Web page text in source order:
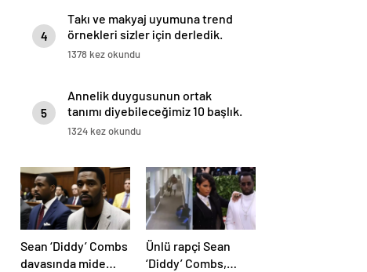
4
Takı ve makyaj uyumuna trend
örnekleri sizler için derledik.
1378 kez okundu
5
Annelik duygusunun ortak
tanımı diyebileceğimiz 10 başlık.
1324 kez okundu
Sean ‘Diddy’ Combs
davasında mide
Ünlü rapçi Sean
‘Diddy’ Combs,